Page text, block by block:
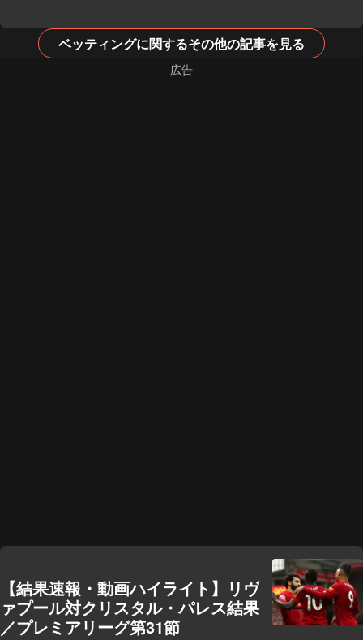
ベッティングに関するその他の記事を見る
【結果速報・動画ハイライト】リヴ
ァプール対クリスタル・パレス結果
／プレミアリーグ第31節